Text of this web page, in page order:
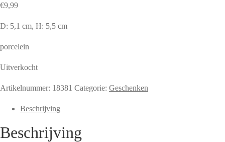
€9,99
D: 5,1 cm, H: 5,5 cm
porcelein
Uitverkocht
Artikelnummer: 18381 Categorie: Geschenken
Beschrijving
Beschrijving